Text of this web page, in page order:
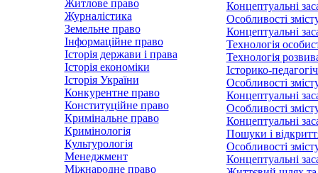
Житлове право
Журналістика
Земельне право
Інформаційне право
Історія держави і права
Історія економіки
Історія України
Конкурентне право
Конституційне право
Кримінальне право
Кримінологія
Культурологія
Менеджмент
Міжнародне право
Концептуальні
Особливості
Концептуальні
Технологія
Технологія
Історико-
Особливості
Концептуальні
Особливості
Концептуальні
Пошуки і
Особливості
Концептуальні